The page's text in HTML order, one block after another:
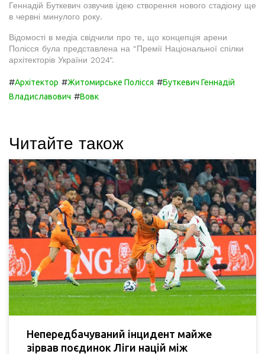
Геннадій Буткевич озвучив ідею створення нового стадіону ще
в червні минулого року.
Відомості в медіа свідчили про те, що концепція арени
Полісся була представлена на "Премії Національної спілки
архітекторів України 2024".
#Архітектор #Житомирське Полісся #Буткевич Геннадій
Владиславович #Вовк
Читайте також
Непередбачуваний інцидент майже
зірвав поєдинок Ліги націй між